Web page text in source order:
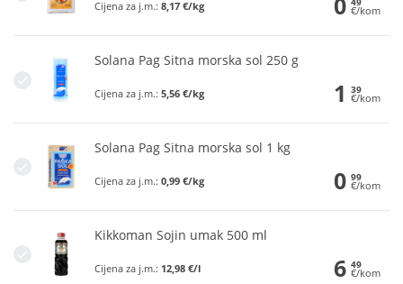
Cijena za j.m.: 8,17 €/kg €/kom
Solana Pag Sitna morska sol 250 g
Cijena za j.m.: 5,56 €/kg 1 39
€/kom
Solana Pag Sitna morska sol 1 kg
Cijena za j.m.: 0,99 €/kg 0 99
€/kom
Kikkoman Sojin umak 500 ml
Cijena za j.m.: 12,98 €/l 6 49
€/kom